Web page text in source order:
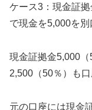
ケース3：現金証
で現金を5,000を
現金証拠金5,000
2,500（50％）も
元の口座には現金